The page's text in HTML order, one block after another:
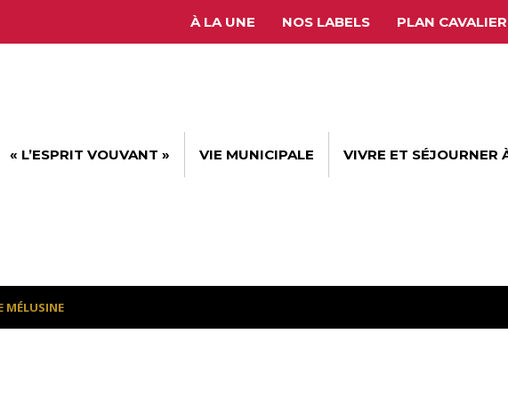
À LA UNE NOS LABELS PLAN CAVALIER
« L’ESPRIT VOUVANT » VIE MUNICIPALE VIVRE ET SÉJOURNER
MÉLUSINE